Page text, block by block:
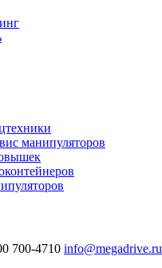
манипуляторов
700-4710 info@megadrive.ru